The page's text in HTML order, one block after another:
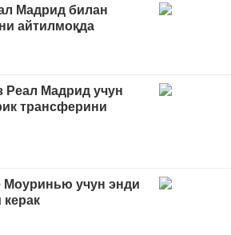
Мадрид билан
айтилмоқда
Реал Мадрид учун
трансферини
Моуринью учун энди
керак